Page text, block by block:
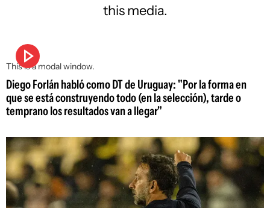
This is a modal window.
this media.
Diego Forlán habló como DT de Uruguay: "Por la forma en
que se está construyendo todo (en la selección), tarde o
temprano los resultados van a llegar"